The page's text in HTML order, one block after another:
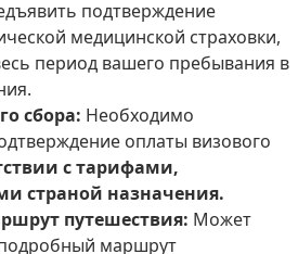
подтверждение
медицинской страховки,
период вашего пребывания в
сбора: Необходимо
оплаты визового
с тарифами,
страной назначения.
путешествия: Может
маршрут